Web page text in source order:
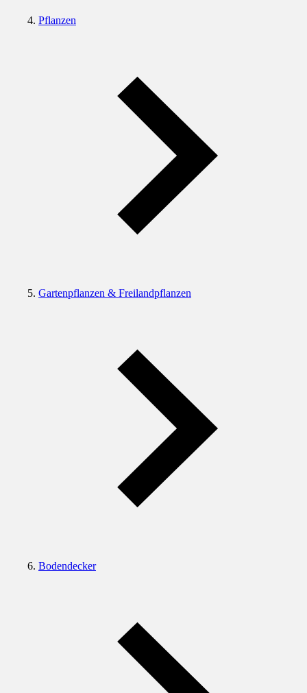
Pflanzen
Gartenpflanzen & Freilandpflanzen
Bodendecker